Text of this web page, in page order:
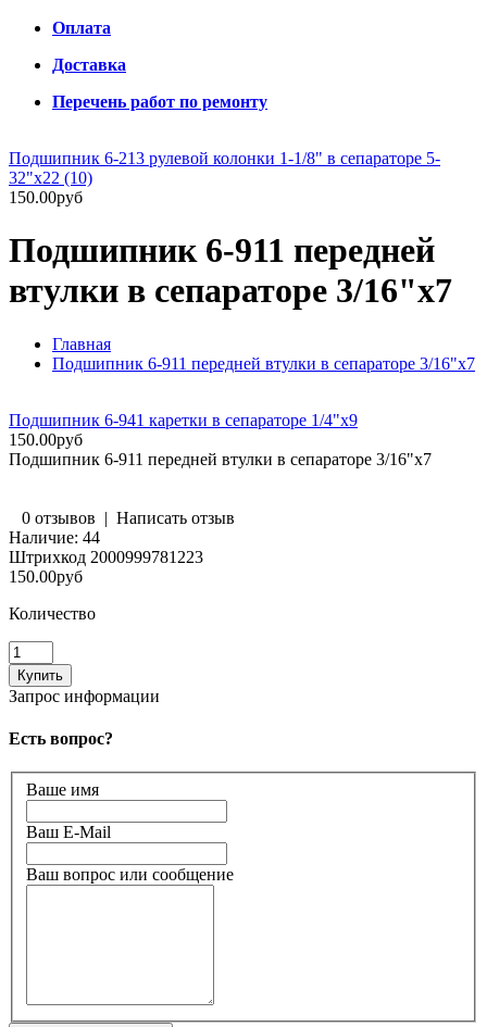
Оплата
Доставка
Перечень работ по ремонту
Подшипник 6-213 рулевой колонки 1-1/8" в сепараторе 5-
32"х22 (10)
150.00руб
Подшипник 6-911 передней
втулки в сепараторе 3/16"х7
Главная
Подшипник 6-911 передней втулки в сепараторе 3/16"х7
Подшипник 6-941 каретки в сепараторе 1/4"х9
150.00руб
Подшипник 6-911 передней втулки в сепараторе 3/16"х7
0 отзывов | Написать отзыв
Наличие: 44
Штрихкод 2000999781223
150.00руб
Количество
Запрос информации
Есть вопрос?
Ваше имя
Ваш E-Mail
Ваш вопрос или сообщение